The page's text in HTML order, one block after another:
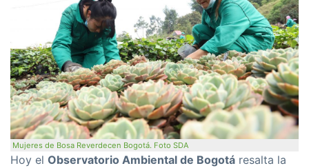
Mujeres de Bosa Reverdecen Bogotá. Foto SDA
Hoy el Observatorio Ambiental de Bogotá resalta la